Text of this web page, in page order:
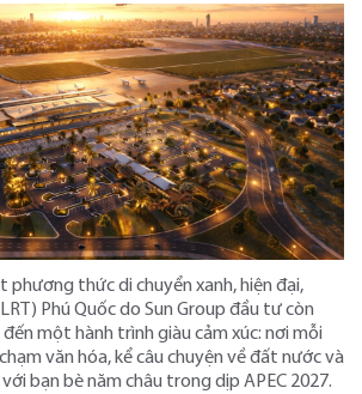
phương thức di chuyển xanh, hiện đại,
Phú Quốc do Sun Group đầu tư còn
một hành trình giàu cảm xúc: nơi mỗi
văn hóa, kể câu chuyện về đất nước và
bạn bè năm châu trong dịp APEC 2027.